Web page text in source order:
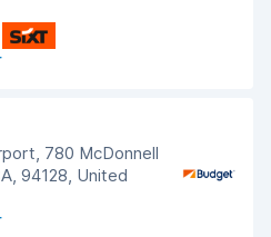
780 McDonnell
94128, United